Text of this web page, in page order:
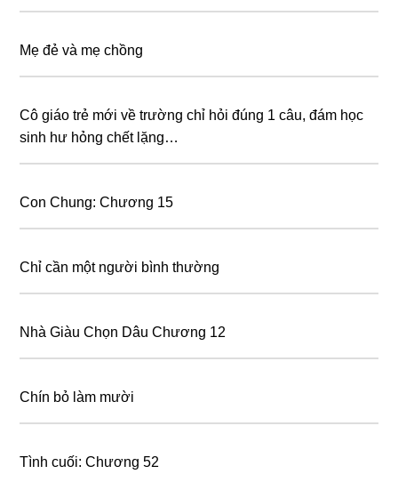
Mẹ đẻ và mẹ chồng
Cô giáo trẻ mới về trường chỉ hỏi đúng 1 câu, đám học
sinh hư hỏng chết lặng…
Con Chung: Chương 15
Chỉ cần một người bình thường
Nhà Giàu Chọn Dâu Chương 12
Chín bỏ làm mười
Tình cuối: Chương 52